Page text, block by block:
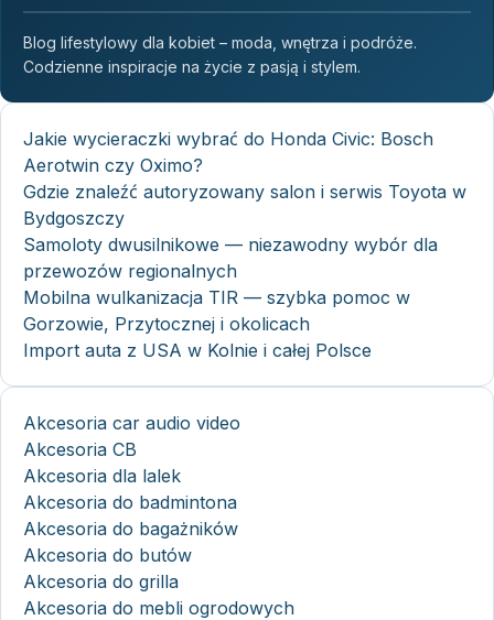
Blog lifestylowy dla kobiet – moda, wnętrza i podróże.
Codzienne inspiracje na życie z pasją i stylem.
Jakie wycieraczki wybrać do Honda Civic: Bosch
Aerotwin czy Oximo?
Gdzie znaleźć autoryzowany salon i serwis Toyota w
Bydgoszczy
Samoloty dwusilnikowe — niezawodny wybór dla
przewozów regionalnych
Mobilna wulkanizacja TIR — szybka pomoc w
Gorzowie, Przytocznej i okolicach
Import auta z USA w Kolnie i całej Polsce
Akcesoria car audio video
Akcesoria CB
Akcesoria dla lalek
Akcesoria do badmintona
Akcesoria do bagażników
Akcesoria do butów
Akcesoria do grilla
Akcesoria do mebli ogrodowych